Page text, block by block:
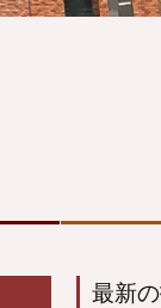
最新